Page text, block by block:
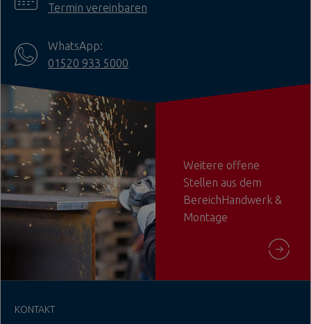
Termin vereinbaren
WhatsApp:
01520 933 5000
Weitere offene
Stellen aus dem
BereichHandwerk &
Montage
KONTAKT